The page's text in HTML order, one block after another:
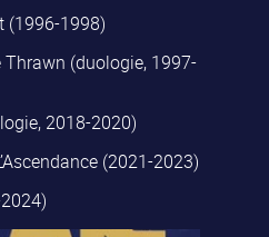
(1996-1998)
Thrawn (duologie, 1997-
2018-2020)
(2021-2023)